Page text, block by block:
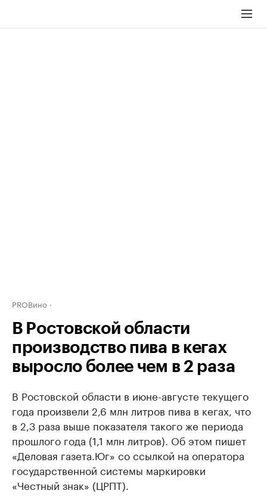
PROВино
В Ростовской области
производство пива в кегах
выросло более чем в 2 раза
В Ростовской области в июне-августе текущего
года произвели 2,6 млн литров пива в кегах, что
в 2,3 раза выше показателя такого же периода
прошлого года (1,1 млн литров). Об этом пишет
«Деловая газета.Юг» со ссылкой на оператора
государственной системы маркировки
«Честный знак» (ЦРПТ).